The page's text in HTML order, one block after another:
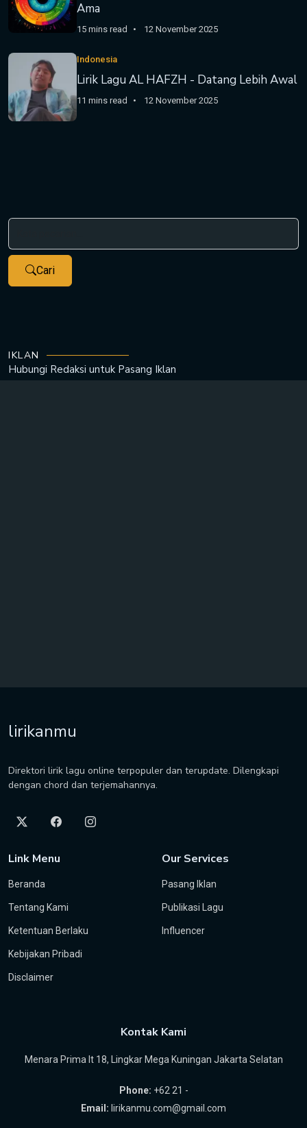
Ama
15 mins read 12 November 2025
Indonesia
Lirik Lagu AL HAFZH - Datang Lebih Awal
11 mins read 12 November 2025
Cari
IKLAN
Hubungi Redaksi untuk Pasang Iklan
lirikanmu
Direktori lirik lagu online terpopuler dan terupdate. Dilengkapi
dengan chord dan terjemahannya.
Link Menu
Beranda
Tentang Kami
Ketentuan Berlaku
Kebijakan Pribadi
Disclaimer
Our Services
Pasang Iklan
Publikasi Lagu
Influencer
Kontak Kami
Menara Prima lt 18, Lingkar Mega Kuningan Jakarta Selatan
Phone: +62 21 -
Email: lirikanmu.com@gmail.com